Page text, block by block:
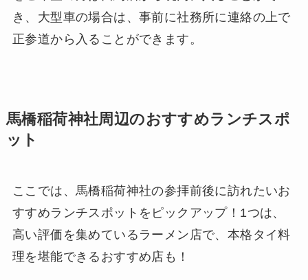
き、大型車の場合は、事前に社務所に連絡の上で
正参道から入ることができます。
馬橋稲荷神社周辺のおすすめランチスポ
ット
ここでは、馬橋稲荷神社の参拝前後に訪れたいお
すすめランチスポットをピックアップ！1つは、
高い評価を集めているラーメン店で、本格タイ料
理を堪能できるおすすめ店も！